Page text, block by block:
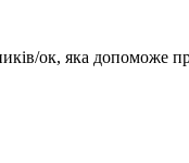
ок, яка